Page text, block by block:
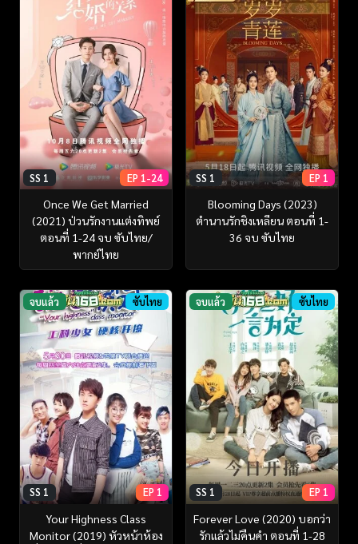
SS 1 EP 1-24
Once We Get Married
(2021) ป่วนรักงานแต่งทิพย์
ตอนที่ 1-24 จบ ซับไทย/
พากย์ไทย
SS 1 EP 1
Blooming Days (2023)
ตำนานรักชิงเหลียน ตอนที่ 1-
36 จบ ซับไทย
จบแล้ว ซับไทย
SS 1 EP 1
Your Highness Class
Monitor (2019) หัวหน้าห้อง
จบแล้ว ซับไทย
SS 1 EP 1
Forever Love (2020) บอกว่า
รักแล้วไม่คืนคำ ตอนที่ 1-28